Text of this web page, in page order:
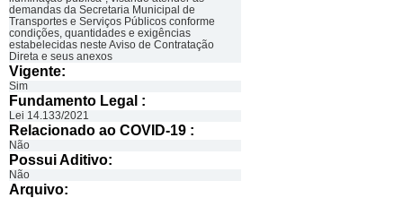
demandas da Secretaria Municipal de
Transportes e Serviços Públicos conforme
condições, quantidades e exigências
estabelecidas neste Aviso de Contratação
Direta e seus anexos
Vigente:
Sim
Fundamento Legal :​
Lei 14.133/2021
Relacionado ao COVID-19 :​
Não
Possui Aditivo:​
Não
Arquivo: